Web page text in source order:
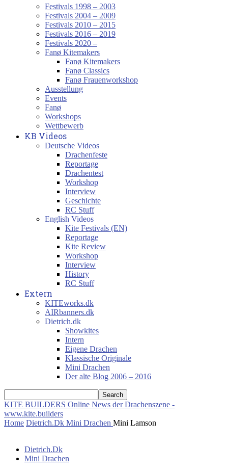
Festivals 1998 – 2003
Festivals 2004 – 2009
Festivals 2010 – 2015
Festivals 2016 – 2019
Festivals 2020 –
Fanø Kitemakers
Fanø Kitemakers
Fanø Classics
Fanø Frauenworkshop
Ausstellung
Events
Fanø
Workshops
Wettbewerb
KB Videos
Deutsche Videos
Drachenfeste
Reportage
Drachentest
Workshop
Interview
Geschichte
RC Stuff
English Videos
Kite Festivals (EN)
Reportage
Kite Review
Workshop
Interview
History
RC Stuff
Extern
KITEworks.dk
AIRbanners.dk
Dietrich.dk
Showkites
Intern
Eigene Drachen
Klassische Originale
Mini Drachen
Der alte Blog 2006 – 2016
KITE BUILDERS Online News der Drachenszene -
www.kite.builders
Home Dietrich.Dk Mini Drachen Mini Lamson
Dietrich.Dk
Mini Drachen